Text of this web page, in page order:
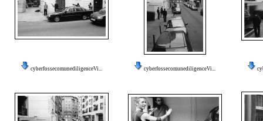
cyberfossecomunediligenceVi... cyberfossecomunediligenceVi...